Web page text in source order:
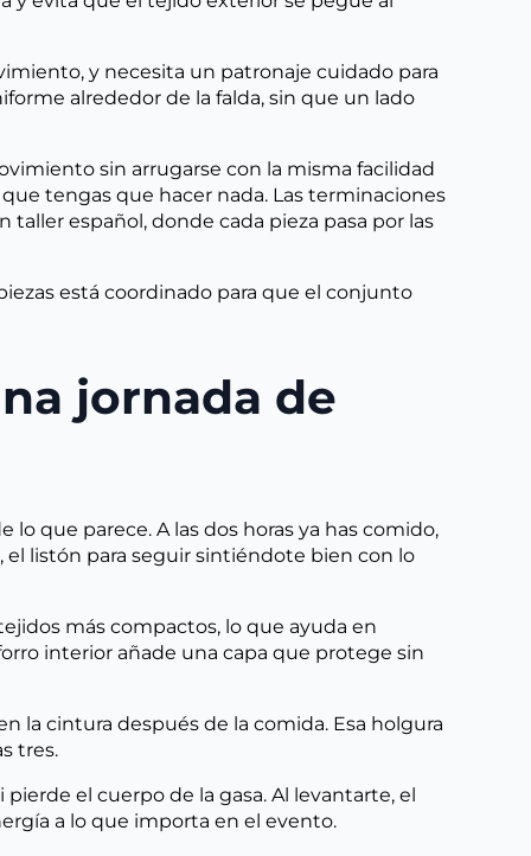
y necesita un patronaje cuidado para
alrededor de la falda, sin que un lado
sin arrugarse con la misma facilidad
tengas que hacer nada. Las terminaciones
español, donde cada pieza pasa por las
está coordinado para que el conjunto
jornada de
que parece. A las dos horas ya has comido,
el listón para seguir sintiéndote bien con lo
más compactos, lo que ayuda en
interior añade una capa que protege sin
la cintura después de la comida. Esa holgura
tres.
el cuerpo de la gasa. Al levantarte, el
a lo que importa en el evento.